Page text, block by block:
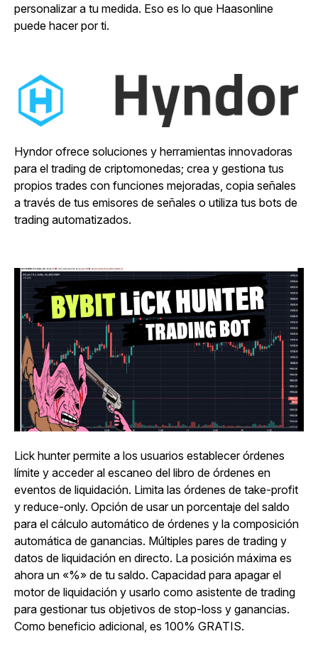
personalizar a tu medida. Eso es lo que Haasonline
puede hacer por ti.
Hyndor ofrece soluciones y herramientas innovadoras
para el trading de criptomonedas; crea y gestiona tus
propios trades con funciones mejoradas, copia señales
a través de tus emisores de señales o utiliza tus bots de
trading automatizados.
Lick hunter permite a los usuarios establecer órdenes
límite y acceder al escaneo del libro de órdenes en
eventos de liquidación. Limita las órdenes de take-profit
y reduce-only. Opción de usar un porcentaje del saldo
para el cálculo automático de órdenes y la composición
automática de ganancias. Múltiples pares de trading y
datos de liquidación en directo. La posición máxima es
ahora un «%» de tu saldo. Capacidad para apagar el
motor de liquidación y usarlo como asistente de trading
para gestionar tus objetivos de stop-loss y ganancias.
Como beneficio adicional, es 100% GRATIS.